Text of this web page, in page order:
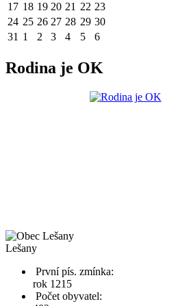
17 18 19 20 21 22 23
24 25 26 27 28 29 30
31 1 2 3 4 5 6
Rodina je OK
Lešany
První pís. zmínka:
rok 1215
Počet obyvatel: